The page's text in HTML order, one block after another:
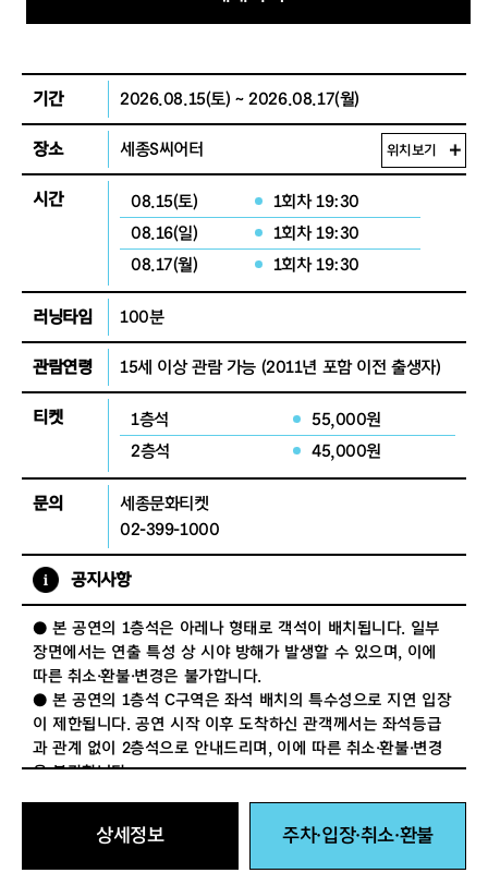
기간 2026.08.15(토) ~ 2026.08.17(월)
장소 세종S씨어터 위치보기
시간 08.15(토)
1회차 19:30
08.16(일)
1회차 19:30
08.17(월)
1회차 19:30
러닝타임 100분
관람연령 15세 이상 관람 가능(2011년 포함 이전 출생자)
티켓 1층석
55,000원
2층석
45,000원
문의
세종문화티켓
02-399-1000
공지사항
● 본 공연의 1층석은 아레나 형태로 객석이 배치됩니다. 일부
장면에서는 연출 특성 상 시야 방해가 발생할 수 있으며, 이에
따른 취소·환불·변경은 불가합니다.
● 본 공연의 1층석 C구역은 좌석 배치의 특수성으로 지연 입장
이 제한됩니다. 공연 시작 이후 도착하신 관객께서는 좌석등급
과 관계 없이 2층석으로 안내드리며, 이에 따른 취소·환불·변경
은 불가합니다.
상세정보 주차·입장·취소·환불